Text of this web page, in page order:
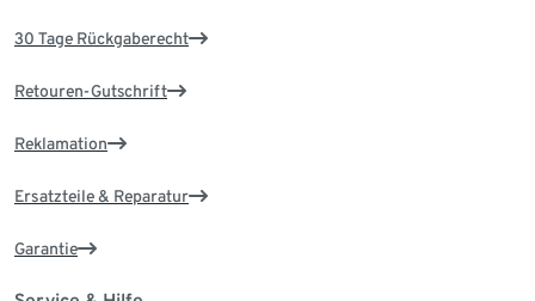
30 Tage Rückgaberecht
Retouren-Gutschrift
Reklamation
Ersatzteile & Reparatur
Garantie